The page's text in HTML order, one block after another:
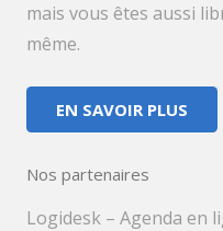
mais vous êtes aussi
même.
EN SAVOIR PLUS
Nos partenaires
Logidesk – Agenda en